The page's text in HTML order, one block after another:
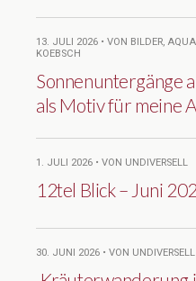
13. JULI 2026 • VON BILDER,
KOEBSCH
Sonnenuntergänge
als Motiv für meine
1. JULI 2026 • VON UNDIVERSELL
12tel Blick – Juni
30. JUNI 2026 • VON UNDIVERSELL